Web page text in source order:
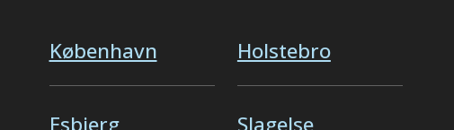
København Holstebro
Esbjerg Slagelse